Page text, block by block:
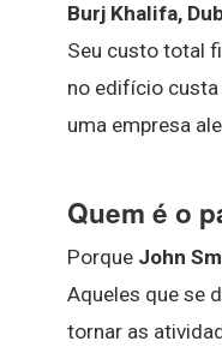
Burj Khalifa,
Seu custo total
no edifício custa
uma empresa
Quem é o
Porque John
Aqueles que se
tornar as